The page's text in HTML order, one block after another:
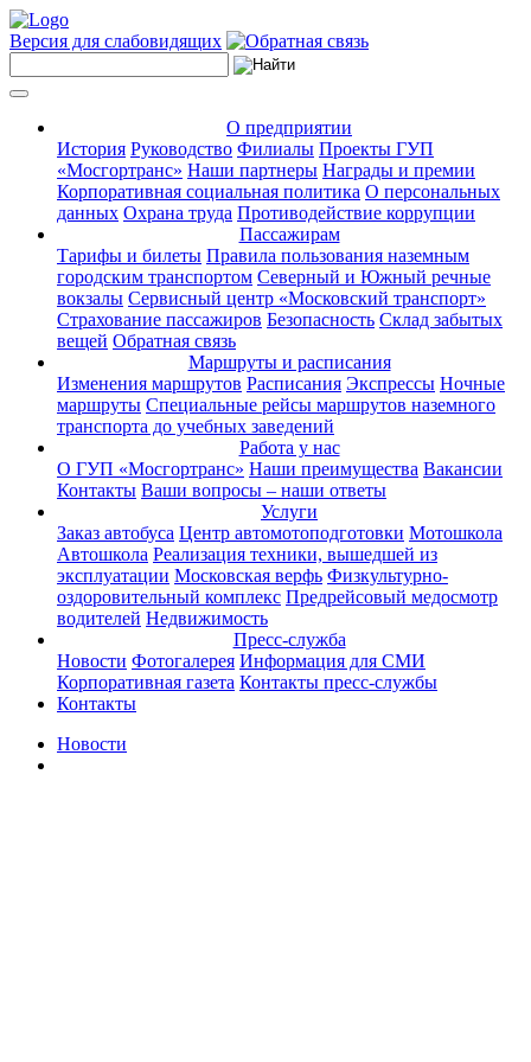
Версия для слабовидящих
О предприятии
История Руководство Филиалы Проекты ГУП
«Мосгортранс» Наши партнеры Награды и премии
Корпоративная социальная политика О персональных
данных Охрана труда Противодействие коррупции
Пассажирам
Тарифы и билеты Правила пользования наземным
городским транспортом Северный и Южный речные
вокзалы Сервисный центр «Московский транспорт»
Страхование пассажиров Безопасность Склад забытых
вещей Обратная связь
Маршруты и расписания
Изменения маршрутов Расписания Экспрессы Ночные
маршруты Специальные рейсы маршрутов наземного
транспорта до учебных заведений
Работа у нас
О ГУП «Мосгортранс» Наши преимущества Вакансии
Контакты Ваши вопросы – наши ответы
Услуги
Заказ автобуса Центр автомотоподготовки Мотошкола
Автошкола Реализация техники, вышедшей из
эксплуатации Московская верфь Физкультурно-
оздоровительный комплекс Предрейсовый медосмотр
водителей Недвижимость
Пресс-служба
Новости Фотогалерея Информация для СМИ
Корпоративная газета Контакты пресс-службы
Контакты
Новости